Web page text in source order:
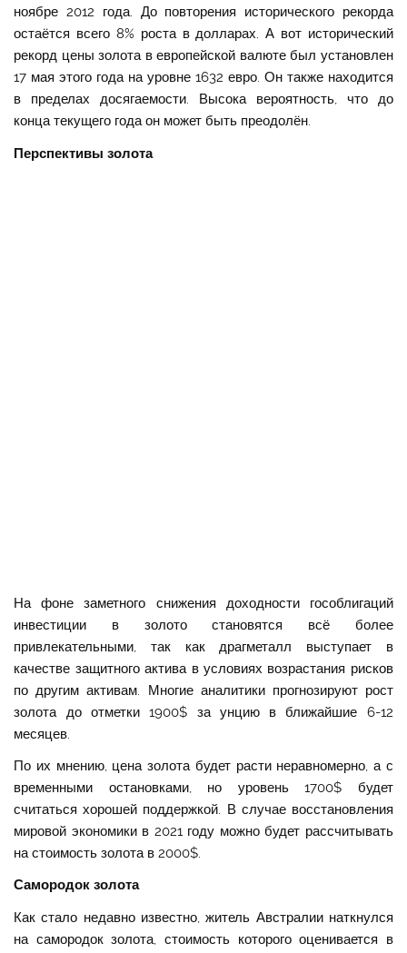
ноябре 2012 года. До повторения исторического рекорда
остаётся всего 8% роста в долларах. А вот исторический
рекорд цены золота в европейской валюте был установлен
17 мая этого года на уровне 1632 евро. Он также находится
в пределах досягаемости. Высока вероятность, что до
конца текущего года он может быть преодолён.
Перспективы золота
На фоне заметного снижения доходности гособлигаций
инвестиции в золото становятся всё более
привлекательными, так как драгметалл выступает в
качестве защитного актива в условиях возрастания рисков
по другим активам. Многие аналитики прогнозируют рост
золота до отметки 1900$ за унцию в ближайшие 6-12
месяцев.
По их мнению, цена золота будет расти неравномерно, а с
временными остановками, но уровень 1700$ будет
считаться хорошей поддержкой. В случае восстановления
мировой экономики в 2021 году можно будет рассчитывать
на стоимость золота в 2000$.
Самородок золота
Как стало недавно известно, житель Австралии наткнулся
на самородок золота, стоимость которого оценивается в